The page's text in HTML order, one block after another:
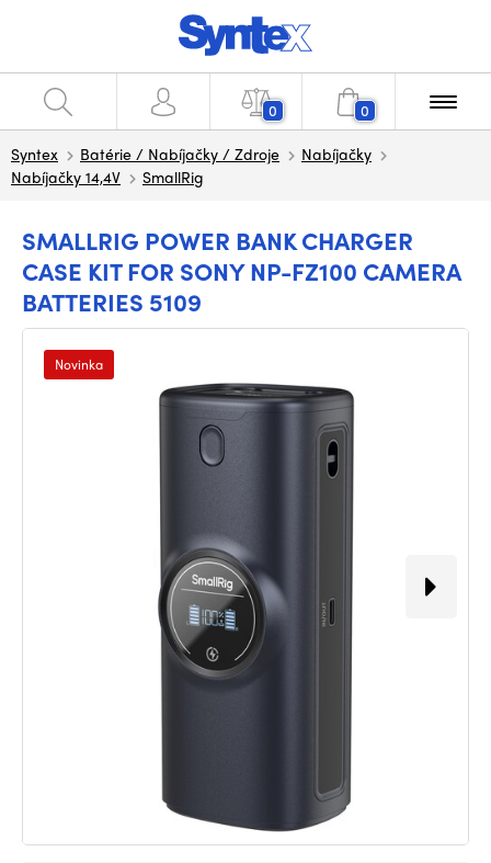
0 0
Syntex Batérie / Nabíjačky / Zdroje
Nabíjačky
Nabíjačky 14,4V
SmallRig
SMALLRIG POWER BANK CHARGER
CASE KIT FOR SONY NP-FZ100 CAMERA
BATTERIES 5109
Novinka